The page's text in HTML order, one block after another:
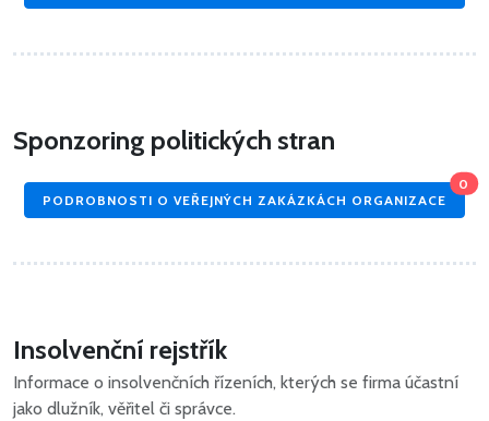
Sponzoring politických stran
PODROBNOSTI O VEŘEJNÝCH ZAKÁZKÁCH ORGANIZACE
0
Insolvenční rejstřík
Informace o insolvenčních řízeních, kterých se firma účastní
jako dlužník, věřitel či správce.